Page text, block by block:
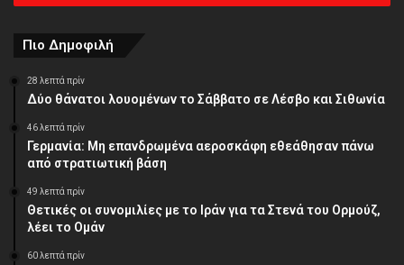
διεύθυνση
Πιο Δημοφιλή
28 λεπτά πρίν
Δύο θάνατοι λουομένων το Σάββατο σε Λέσβο και Σιθωνία
46 λεπτά πρίν
Γερμανία: Μη επανδρωμένα αεροσκάφη εθεάθησαν πάνω
από στρατιωτική βάση
49 λεπτά πρίν
Θετικές οι συνομιλίες με το Ιράν για τα Στενά του Ορμούζ,
λέει το Ομάν
60 λεπτά πρίν